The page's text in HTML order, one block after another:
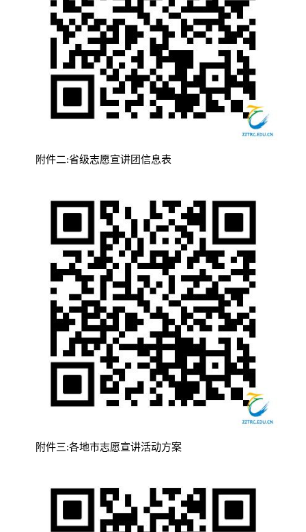
附件二:省级志愿宣讲团信息表
附件三:各地市志愿宣讲活动方案